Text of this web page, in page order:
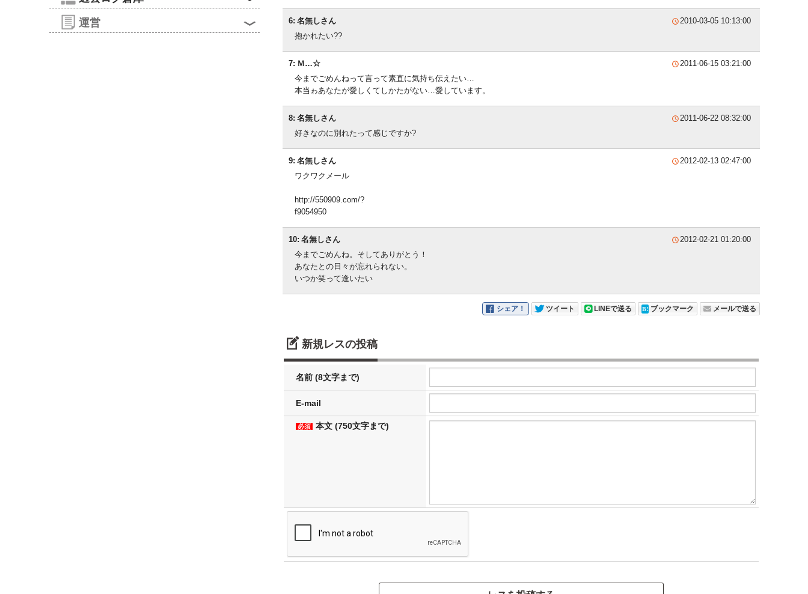
運営  6: 名無しさん
抱かれたい??
2010-03-05 10:13:00
7: Ｍ…☆
今までごめんねって言って素直に気持ち伝えたい…
本当ゎあなたが愛しくてしかたがない…愛しています。
2011-06-15 03:21:00
8: 名無しさん
好きなのに別れたって感じですか?
2011-06-22 08:32:00
9: 名無しさん
ワクワクメール
http://550909.com/?
f9054950
2012-02-13 02:47:00
10: 名無しさん
今までごめんね。そしてありがとう！
あなたとの日々が忘れられない。
いつか笑って逢いたい
2012-02-21 01:20:00
シェア！ ツイート LINEで送る ブックマーク メールで送る
新規レスの投稿
名前 (8文字まで)
E-mail
必須 本文 (750文字まで)